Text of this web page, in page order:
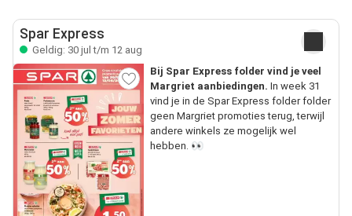
Spar Express
Geldig: 30 jul t/m 12 aug
Bij Spar Express folder vind je veel
Margriet aanbiedingen. In week 31
vind je in de Spar Express folder folder
geen Margriet promoties terug, terwijl
andere winkels ze mogelijk wel
hebben. 👀